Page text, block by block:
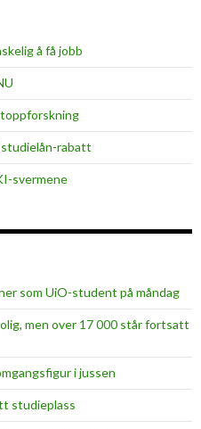
å få jobb
rabatt
svermene
som UiO-student på måndag
men over 17 000 står fortsatt
i jussen
studieplass